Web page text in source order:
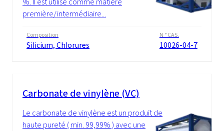
première/intermédiaire...
Composition
Silicium, Chlorures
N ° CAS.
10026-04-7
Carbonate de vinylène (VC)
Le carbonate de vinylène est un produit de
haute pureté ( min. 99,99% ) avec une